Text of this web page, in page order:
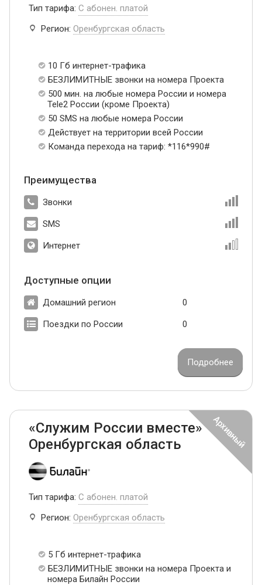
Тип тарифа: С абонен. платой
Регион: Оренбургская область
10 Гб интернет-трафика
БЕЗЛИМИТНЫЕ звонки на номера Проекта
500 мин. на любые номера России и номера
Tele2 России (кроме Проекта)
50 SMS на любые номера России
Действует на территории всей России
Команда перехода на тариф: *116*990#
Преимущества
Звонки
SMS
Интернет
Доступные опции
Домашний регион 0
Поездки по России 0
Подробнее
«Служим России вместе»
Оренбургская область
Тип тарифа: С абонен. платой
Регион: Оренбургская область
5 Гб интернет-трафика
БЕЗЛИМИТНЫЕ звонки на номера Проекта и
номера Билайн России